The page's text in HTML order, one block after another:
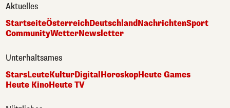
Aktuelles
StartseiteÖsterreichDeutschlandNachrichtenSport
CommunityWetterNewsletter
Unterhaltsames
StarsLeuteKulturDigitalHoroskopHeute Games
Heute KinoHeute TV